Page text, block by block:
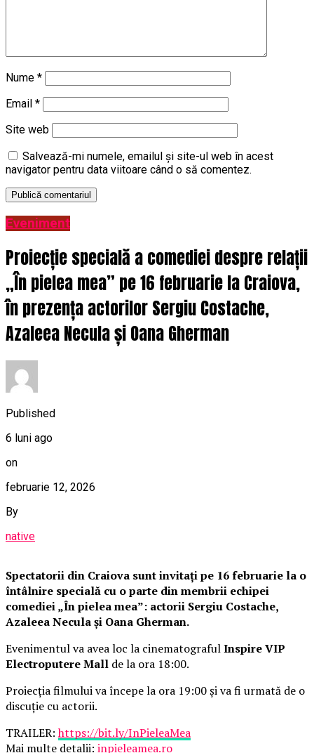
Nume *
Email *
Site web
Salvează-mi numele, emailul și site-ul web în acest
navigator pentru data viitoare când o să comentez.
Eveniment
Proiecție specială a comediei despre relații
„În pielea mea” pe 16 februarie la Craiova,
în prezența actorilor Sergiu Costache,
Azaleea Necula și Oana Gherman
Published
6 luni ago
on
februarie 12, 2026
By
native
Spectatorii din Craiova sunt invitați pe 16 februarie la o
întâlnire specială cu o parte din membrii echipei
comediei „În pielea mea”: actorii Sergiu Costache,
Azaleea Necula și Oana Gherman.
Evenimentul va avea loc la cinematografulInspire VIP
Electroputere Mall de la ora 18:00.
Proiecția filmului va începe la ora 19:00 și va fi urmată de o
discuție cu actorii.
TRAILER:https://bit.ly/InPieleaMea
Mai multe detalii: inpieleamea.ro